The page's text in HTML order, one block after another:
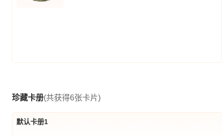
珍藏卡册(共获得6张卡片)
默认卡册1